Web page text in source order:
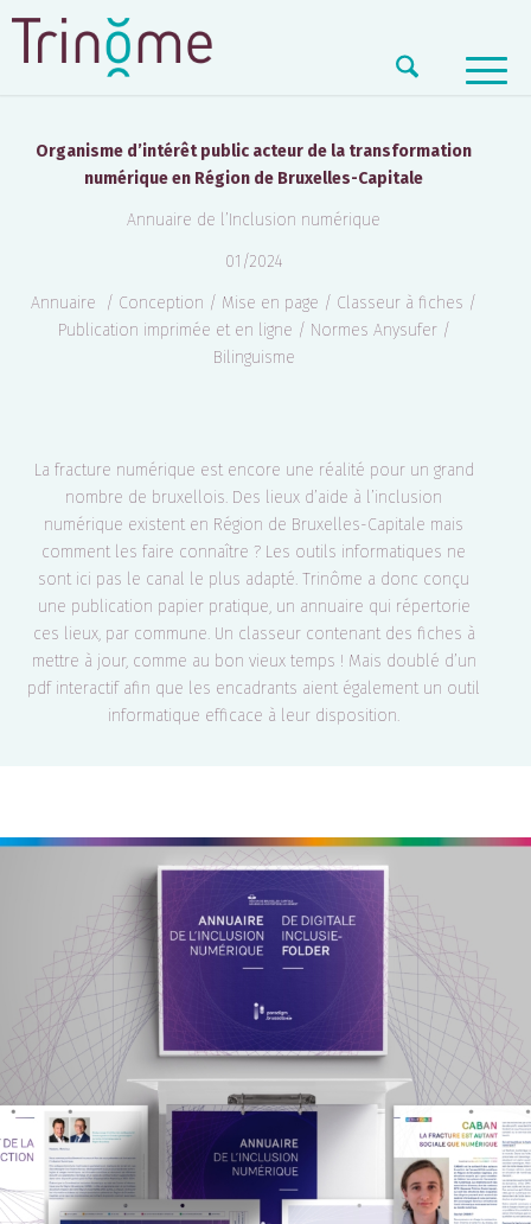
PARADIGM – INCLUSION NUMERIQUE
Organisme d’intérêt public acteur de la transformation
numérique en Région de Bruxelles-Capitale
Annuaire de l’Inclusion numérique
01/2024
Annuaire / Conception / Mise en page / Classeur à fiches /
Publication imprimée et en ligne / Normes Anysufer /
Bilinguisme
La fracture numérique est encore une réalité pour un grand
nombre de bruxellois. Des lieux d’aide à l’inclusion
numérique existent en Région de Bruxelles-Capitale mais
comment les faire connaître ? Les outils informatiques ne
sont ici pas le canal le plus adapté. Trinôme a donc conçu
une publication papier pratique, un annuaire qui répertorie
ces lieux, par commune. Un classeur contenant des fiches à
mettre à jour, comme au bon vieux temps ! Mais doublé d’un
pdf interactif afin que les encadrants aient également un outil
informatique efficace à leur disposition.